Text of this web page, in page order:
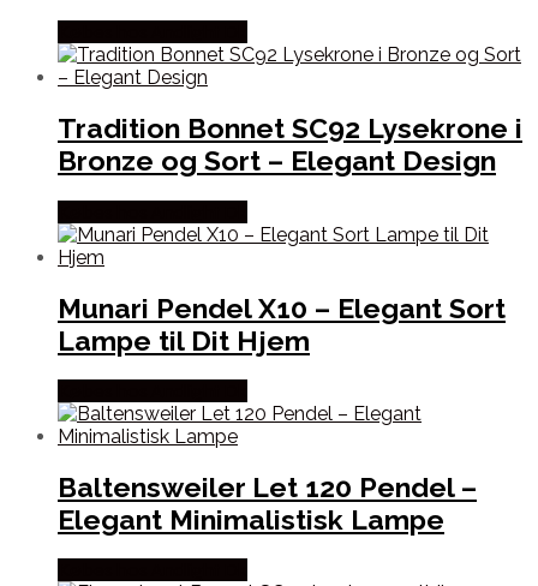
Tradition Bonnet SC92 Lysekrone i
Bronze og Sort – Elegant Design
Munari Pendel X10 – Elegant Sort
Lampe til Dit Hjem
Baltensweiler Let 120 Pendel –
Elegant Minimalistisk Lampe